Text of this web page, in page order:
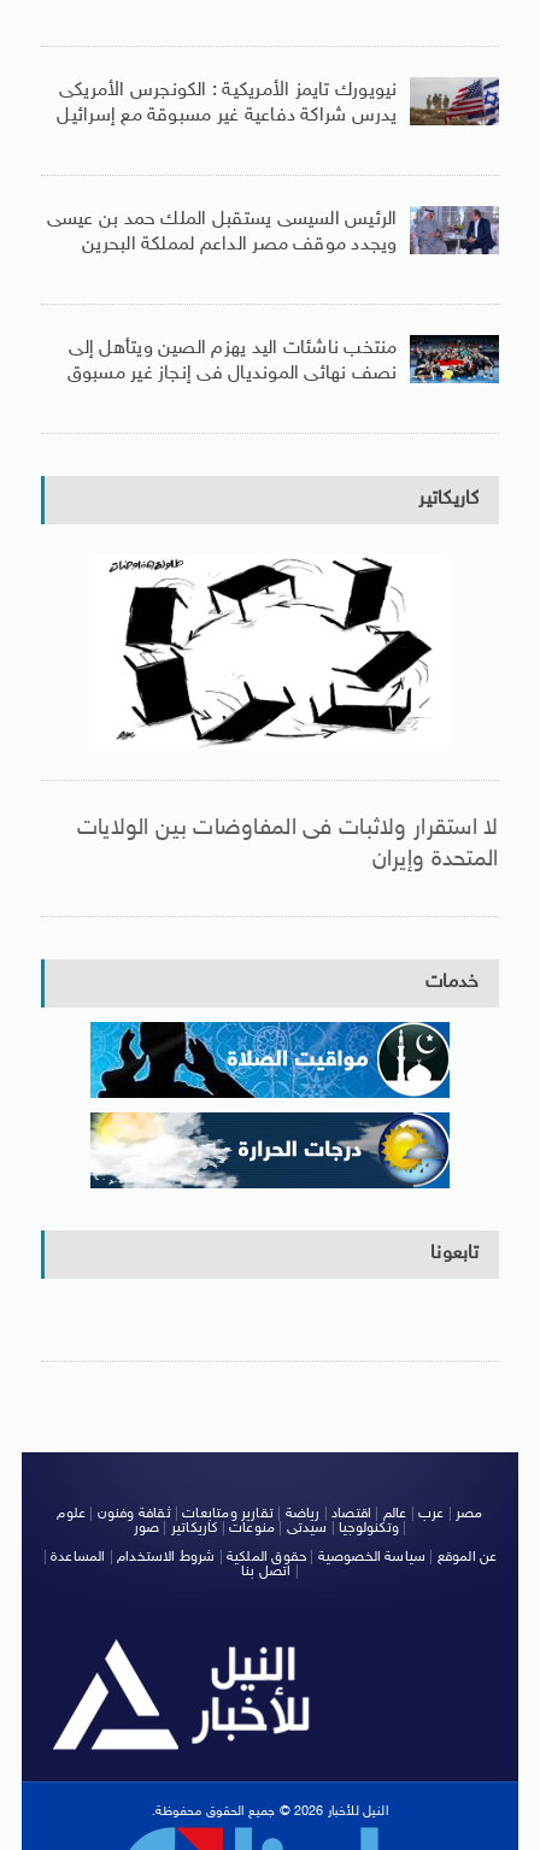
نيويورك تايمز الأمريكية : الكونجرس الأمريكى
يدرس شراكة دفاعية غير مسبوقة مع إسرائيل
الرئيس السيسى يستقبل الملك حمد بن عيسى
ويجدد موقف مصر الداعم لمملكة البحرين
منتخب ناشئات اليد يهزم الصين ويتأهل إلى
نصف نهائى المونديال فى إنجاز غير مسبوق
كاريكاتير
لا استقرار ولاثبات فى المفاوضات بين الولايات
المتحدة وإيران
خدمات
تابعونا
مصر عرب عالم اقتصاد رياضة |تقارير ومتابعات|ثقافة وفنون
علوم
وتكنولوجيا| سيدتى منوعات كاريكاتير صور
|
عن الموقع
سياسة الخصوصية حقوق الملكية شروط الاستخدام| المساعدة|
اتصل بنا
النيل للأخبار 2026 © جميع الحقوق محفوظة.